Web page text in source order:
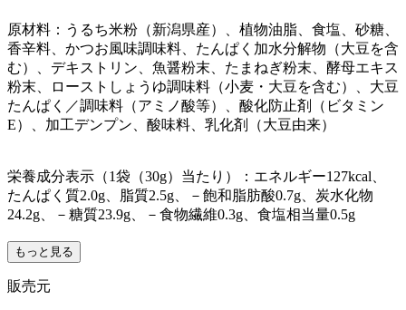
原材料：うるち米粉（新潟県産）、植物油脂、食塩、砂糖、
香辛料、かつお風味調味料、たんぱく加水分解物（大豆を含
む）、デキストリン、魚醤粉末、たまねぎ粉末、酵母エキス
粉末、ローストしょうゆ調味料（小麦・大豆を含む）、大豆
たんぱく／調味料（アミノ酸等）、酸化防止剤（ビタミン
E）、加工デンプン、酸味料、乳化剤（大豆由来）
栄養成分表示（1袋（30g）当たり）：エネルギー127kcal、
たんぱく質2.0g、脂質2.5g、－飽和脂肪酸0.7g、炭水化物
24.2g、－糖質23.9g、－食物繊維0.3g、食塩相当量0.5g
もっと見る
販売元